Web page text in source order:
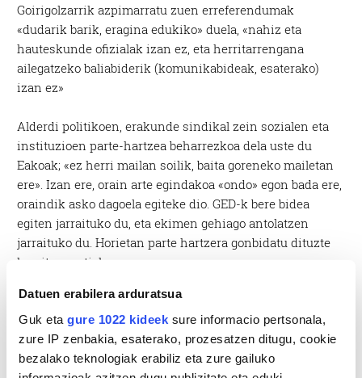
Datuen erabilera arduratsua
Guk eta gure 1022 kideek sure informacio pertsonala,
zure IP zenbakia, esaterako, prozesatzen ditugu, cookie
bezalako teknologiak erabiliz eta zure gailuko
Goirigolzarrik azpimarratu zuen erreferendumak
«dudarik barik, eragina edukiko» duela, «nahiz eta
hauteskunde ofizialak izan ez, eta herritarrengana
ailegatzeko baliabiderik (komunikabideak, esaterako)
izan ez»
Alderdi politikoen, erakunde sindikal zein sozialen eta
instituzioen parte-hartzea beharrezkoa dela uste du
Eakoak; «ez herri mailan soilik, baita goreneko mailetan
ere». Izan ere, orain arte egindakoa «ondo» egon bada ere,
oraindik asko dagoela egiteke dio. GED-k bere bidea
egiten jarraituko du, eta ekimen gehiago antolatzen
jarraituko du. Horietan parte hartzera gonbidatu dituzte
herritar guztiak.